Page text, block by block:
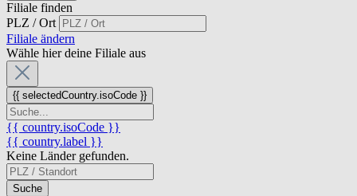
Filiale finden
PLZ / Ort
Filiale ändern
Wähle hier deine Filiale aus
{{ selectedCountry.isoCode }}
{{ country.isoCode }}
{{ country.label }}
Keine Länder gefunden.
Suche